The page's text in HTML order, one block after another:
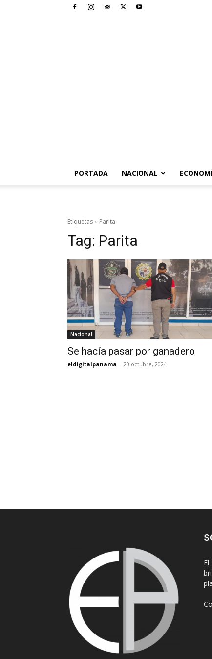
PORTADA NACIONAL
Etiquetas Parita
Tag: Parita
Nacional
Se hacía pasar por ganadero
eldigitalpanama - 20 octubre, 2024